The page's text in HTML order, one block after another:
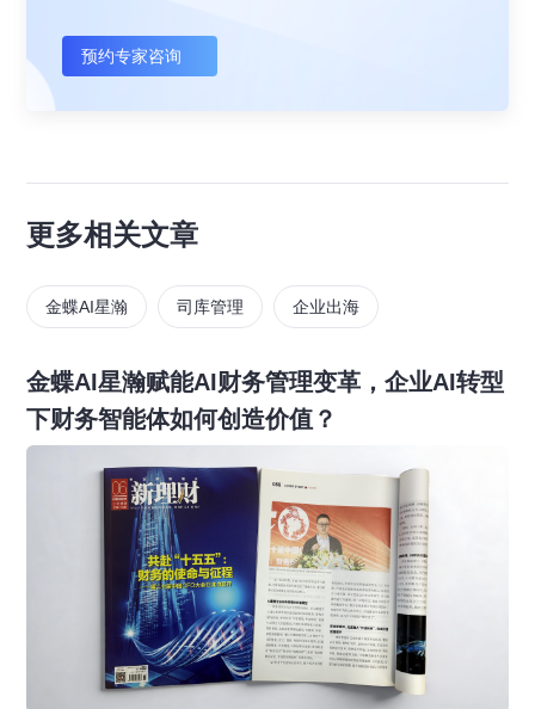
预约专家咨询
更多相关文章
金蝶AI星瀚 司库管理 企业出海
金蝶AI星瀚赋能AI财务管理变革，企业AI转型
下财务智能体如何创造价值？